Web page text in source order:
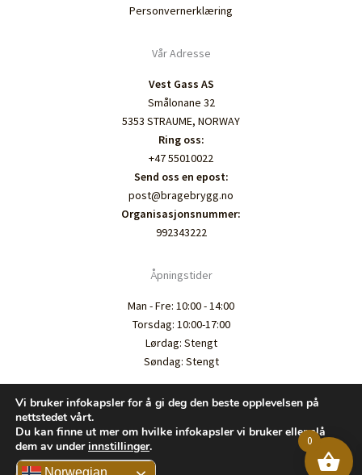
Personvernerklæring
Vår Adresse
Vest Gass AS
Smålonane 32
5353 STRAUME, NORWAY
Ring oss:
+47 55010022
Send oss en epost:
post@bragebrygg.no
Organisasjonsnummer:
992343222
Åpningstider
Man - Fre: 10:00 - 14:00
Torsdag: 10:00-17:00
Lørdag: Stengt
Søndag: Stengt
Opphavsrett © 2026 Bragebrygg.no
Vi bruker infokapsler for å gi deg den beste opplevelsen på
nettstedet vårt.
Du kan finne ut mer om hvilke infokapsler vi bruker eller slå
dem av underinnstillinger. 0